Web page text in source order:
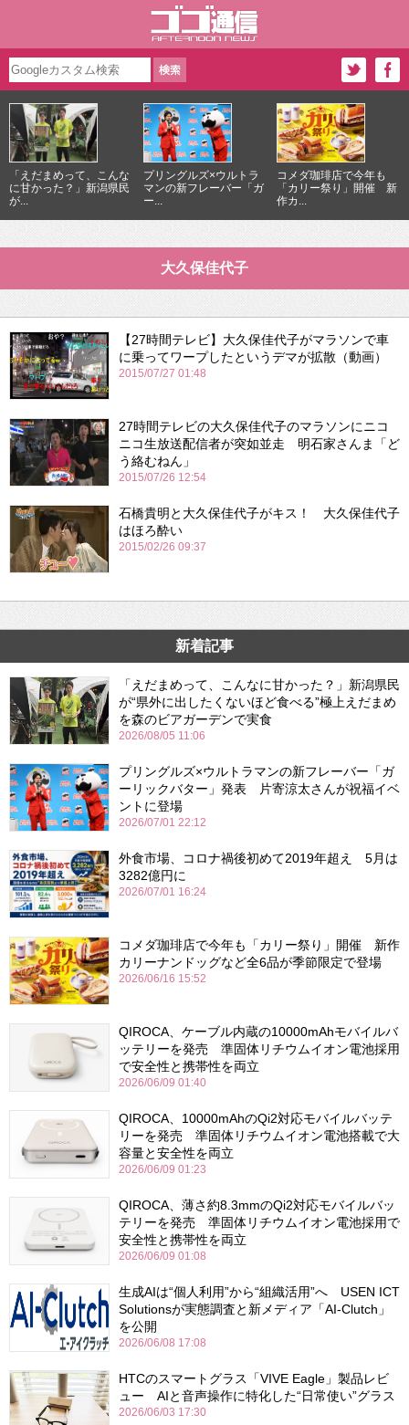
「えだまめって、こんな
に甘かった？」新潟県民
が...
プリングルズ×ウルトラ
マンの新フレーバー「ガ
ー...
コメダ珈琲店で今年も
「カリー祭り」開催 新
作カ...
大久保佳代子
【27時間テレビ】大久保佳代子がマラソンで車
に乗ってワープしたというデマが拡散（動画）
2015/07/27 01:48
27時間テレビの大久保佳代子のマラソンにニコ
ニコ生放送配信者が突如並走 明石家さんま「ど
う絡むねん」
2015/07/26 12:54
石橋貴明と大久保佳代子がキス！ 大久保佳代子
はほろ酔い
2015/02/26 09:37
新着記事
「えだまめって、こんなに甘かった？」新潟県民
が“県外に出したくないほど食べる”極上えだまめ
を森のビアガーデンで実食
2026/08/05 11:06
プリングルズ×ウルトラマンの新フレーバー「ガ
ーリックバター」発表 片寄涼太さんが祝福イベ
ントに登場
2026/07/01 22:12
外食市場、コロナ禍後初めて2019年超え 5月は
3282億円に
2026/07/01 16:24
コメダ珈琲店で今年も「カリー祭り」開催 新作
カリーナンドッグなど全6品が季節限定で登場
2026/06/16 15:52
QIROCA、ケーブル内蔵の10000mAhモバイルバ
ッテリーを発売 準固体リチウムイオン電池採用
で安全性と携帯性を両立
2026/06/09 01:40
QIROCA、10000mAhのQi2対応モバイルバッテ
リーを発売 準固体リチウムイオン電池搭載で大
容量と安全性を両立
2026/06/09 01:23
QIROCA、薄さ約8.3mmのQi2対応モバイルバッ
テリーを発売 準固体リチウムイオン電池採用で
安全性と携帯性を両立
2026/06/09 01:08
生成AIは“個人利用”から“組織活用”へ USEN ICT
Solutionsが実態調査と新メディア「AI-Clutch」
を公開
2026/06/08 17:08
HTCのスマートグラス「VIVE Eagle」製品レビ
ュー AIと音声操作に特化した“日常使い”グラス
2026/06/03 17:30